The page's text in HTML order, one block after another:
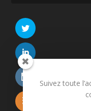
Suivez toute